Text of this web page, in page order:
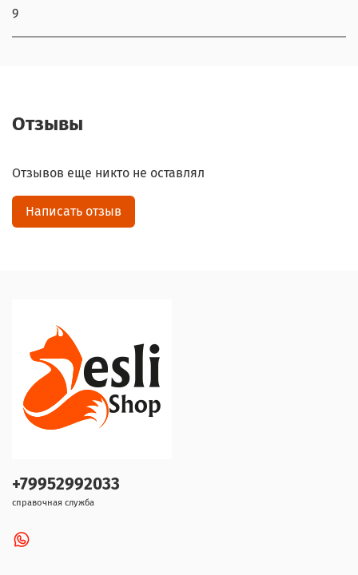
9
Отзывы
Отзывов еще никто не оставлял
Написать отзыв
+79952992033
справочная служба